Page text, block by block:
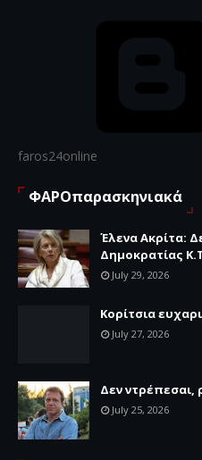
faros24online
ΦΑΡΟπαρασκηνιακά
Έλενα Ακρίτα:
Δημοκρατίας
July 29, 2026
Κορίτσια
July 27, 2026
Δεν ντρέπεσαι,
July 25, 2026